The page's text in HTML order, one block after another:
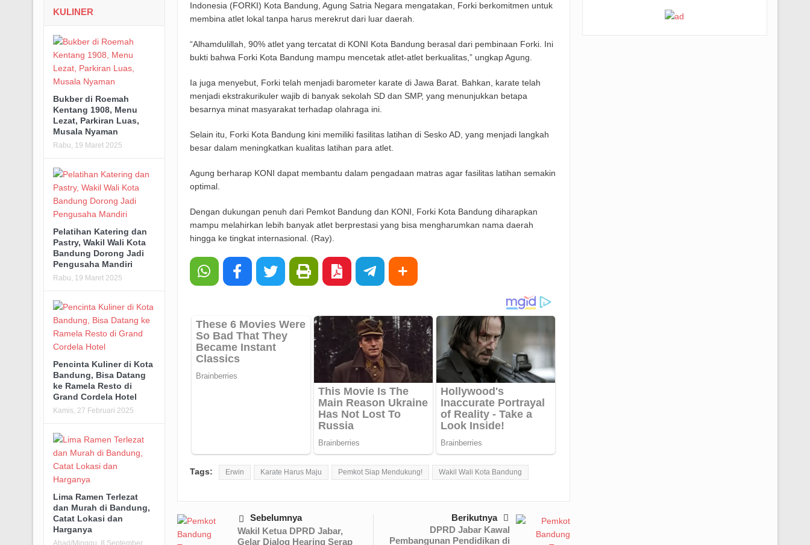
Indonesia (FORKI) Kota Bandung, Agung Satria Negara mengatakan, Forki berkomitmen untuk
membina atlet lokal tanpa harus merekrut dari luar daerah.
“Alhamdulillah, 90% atlet yang tercatat di KONI Kota Bandung berasal dari pembinaan Forki. Ini
bukti bahwa Forki Kota Bandung mampu mencetak atlet-atlet berkualitas,” ungkap Agung.
Ia juga menyebut, Forki telah menjadi barometer karate di Jawa Barat. Bahkan, karate telah
menjadi ekstrakurikuler wajib di banyak sekolah SD dan SMP, yang menunjukkan betapa
besarnya minat masyarakat terhadap olahraga ini.
Selain itu, Forki Kota Bandung kini memiliki fasilitas latihan di Sesko AD, yang menjadi langkah
besar dalam meningkatkan kualitas latihan para atlet.
Agung berharap KONI dapat membantu dalam pengadaan matras agar fasilitas latihan semakin
optimal.
Dengan dukungan penuh dari Pemkot Bandung dan KONI, Forki Kota Bandung diharapkan
mampu melahirkan lebih banyak atlet berprestasi yang bisa mengharumkan nama daerah
hingga ke tingkat internasional. (Ray).
Tags: Erwin Karate Harus Maju Pemkot Siap Mendukung! Wakil Wali Kota Bandung
Sebelumnya
Wakil Ketua DPRD Jabar,
Gelar Dialog Hearing Serap
Berikutnya
DPRD Jabar Kawal
Pembangunan Pendidikan di
KULINER
Bukber di Roemah
Kentang 1908, Menu
Lezat, Parkiran Luas,
Musala Nyaman
Rabu, 19 Maret 2025
Pelatihan Katering dan
Pastry, Wakil Wali Kota
Bandung Dorong Jadi
Pengusaha Mandiri
Rabu, 19 Maret 2025
Pencinta Kuliner di Kota
Bandung, Bisa Datang
ke Ramela Resto di
Grand Cordela Hotel
Kamis, 27 Februari 2025
Lima Ramen Terlezat
dan Murah di Bandung,
Catat Lokasi dan
Harganya